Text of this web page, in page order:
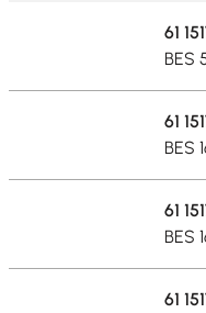
61
BES
61
BES
61
BES
61